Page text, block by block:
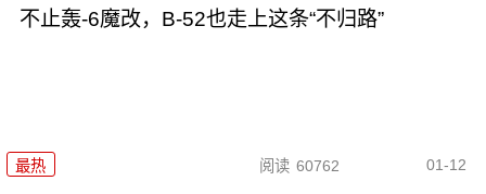
不止轰-6魔改，B-52也走上这条“不归路”
最热 阅读 60762 01-12